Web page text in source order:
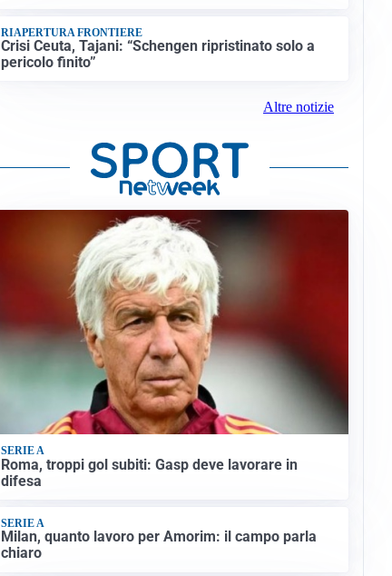
RIAPERTURA FRONTIERE
Crisi Ceuta, Tajani: “Schengen ripristinato solo a
pericolo finito”
Altre notizie
SERIE A
Roma, troppi gol subiti: Gasp deve lavorare in
difesa
SERIE A
Milan, quanto lavoro per Amorim: il campo parla
chiaro